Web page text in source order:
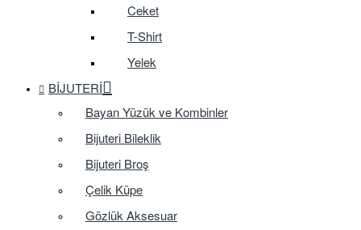
Ceket
T-Shirt
Yelek
BIJUTERI
Bayan Yüzük ve Kombinler
Bijuteri Bileklik
Bijuteri Broş
Çelik Küpe
Gözlük Aksesuar